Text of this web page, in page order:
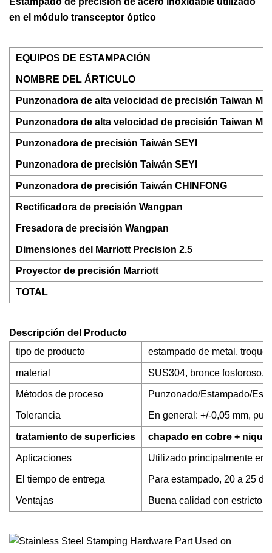
en el módulo transceptor óptico
EQUIPOS DE ESTAMPACIÓN
NOMBRE DEL ÁRTICULO
Punzonadora de alta velocidad de precisión Taiwan
Punzonadora de alta velocidad de precisión Taiwan
Punzonadora de precisión Taiwán SEYI
Punzonadora de precisión Taiwán SEYI
Punzonadora de precisión Taiwán CHINFONG
Rectificadora de precisión Wangpan
Fresadora de precisión Wangpan
Dimensiones del Marriott Precision 2.5
Proyector de precisión Marriott
TOTAL
Descripción del Producto
tipo de producto
estampado de metal,
material SUS304, bronce fosforoso,
Métodos de proceso Punzonado/Estampado/
Tolerancia En general: +/-0,05 mm,
tratamiento de superficies chapado en cobre +
Aplicaciones Utilizado principalmente en
El tiempo de entrega Para estampado, 20 a 25
Ventajas Buena calidad con estricto